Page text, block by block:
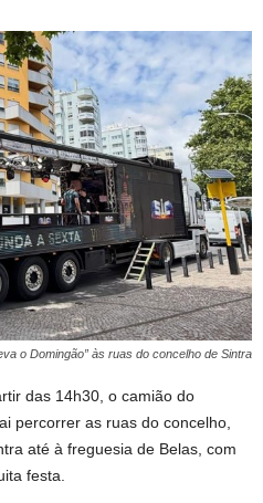
o Domingão” às ruas do concelho de Sintra
das 14h30, o camião do
percorrer as ruas do concelho,
até à freguesia de Belas, com
festa.